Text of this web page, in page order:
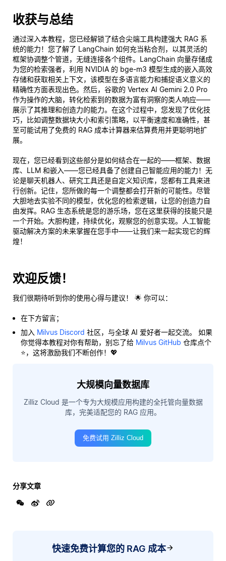
收获与总结
通过深入本教程，您已经解锁了结合尖端工具构建强大 RAG 系
统的能力！您了解了 LangChain 如何充当粘合剂，以其灵活的
框架协调整个管道，无缝连接各个组件。LangChain 向量存储成
为您的检索强者，利用 NVIDIA 的 bge-m3 模型生成的嵌入高效
存储和获取相关上下文，该模型在多语言能力和捕捉语义意义的
精确性方面表现出色。然后，谷歌的 Vertex AI Gemini 2.0 Pro
作为操作的大脑，转化检索到的数据为富有洞察的类人响应——
展示了其推理和创造力的能力。在这个过程中，您发现了优化技
巧，比如调整数据块大小和索引策略，以平衡速度和准确性，甚
至可能试用了免费的 RAG 成本计算器来估算费用并更聪明地扩
展。
现在，您已经看到这些部分是如何结合在一起的——框架、数据
库、LLM 和嵌入——您已经具备了创建自己智能应用的能力！无
论是聊天机器人、研究工具还是自定义知识库，您都有工具来进
行创新。记住，您所做的每一个调整都会打开新的可能性。尽管
大胆地去实验不同的模型，优化您的检索逻辑，让您的创造力自
由发挥。RAG 生态系统是您的游乐场，您在这里获得的技能只是
一个开始。大胆构建，持续优化，观察您的创意实现。人工智能
驱动解决方案的未来掌握在您手中——让我们来一起实现它的辉
煌！
欢迎反馈！
我们很期待听到你的使用心得与建议！ 🌟 你可以：
在下方留言；
加入 Milvus Discord 社区，与全球 AI 爱好者一起交流。 如果
你觉得本教程对你有帮助，别忘了给 Milvus GitHub 仓库点个
⭐，这将激励我们不断创作！💖
大规模向量数据库
Zilliz Cloud 是一个专为大规模应用构建的全托管向量数据
库，完美适配您的 RAG 应用。
免费试用 Zilliz Cloud
分享文章
快速免费计算您的 RAG 成本